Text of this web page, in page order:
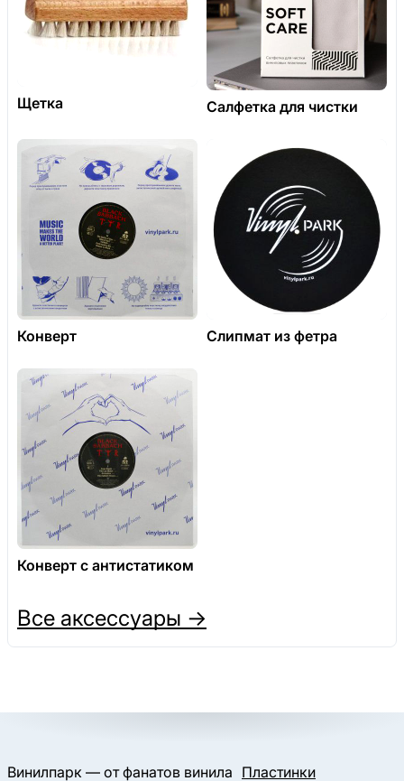
Щетка Салфетка для чистки
Конверт Слипмат из фетра
Конверт с антистатиком
Все аксессуары →
Винилпарк — от фанатов винила Пластинки